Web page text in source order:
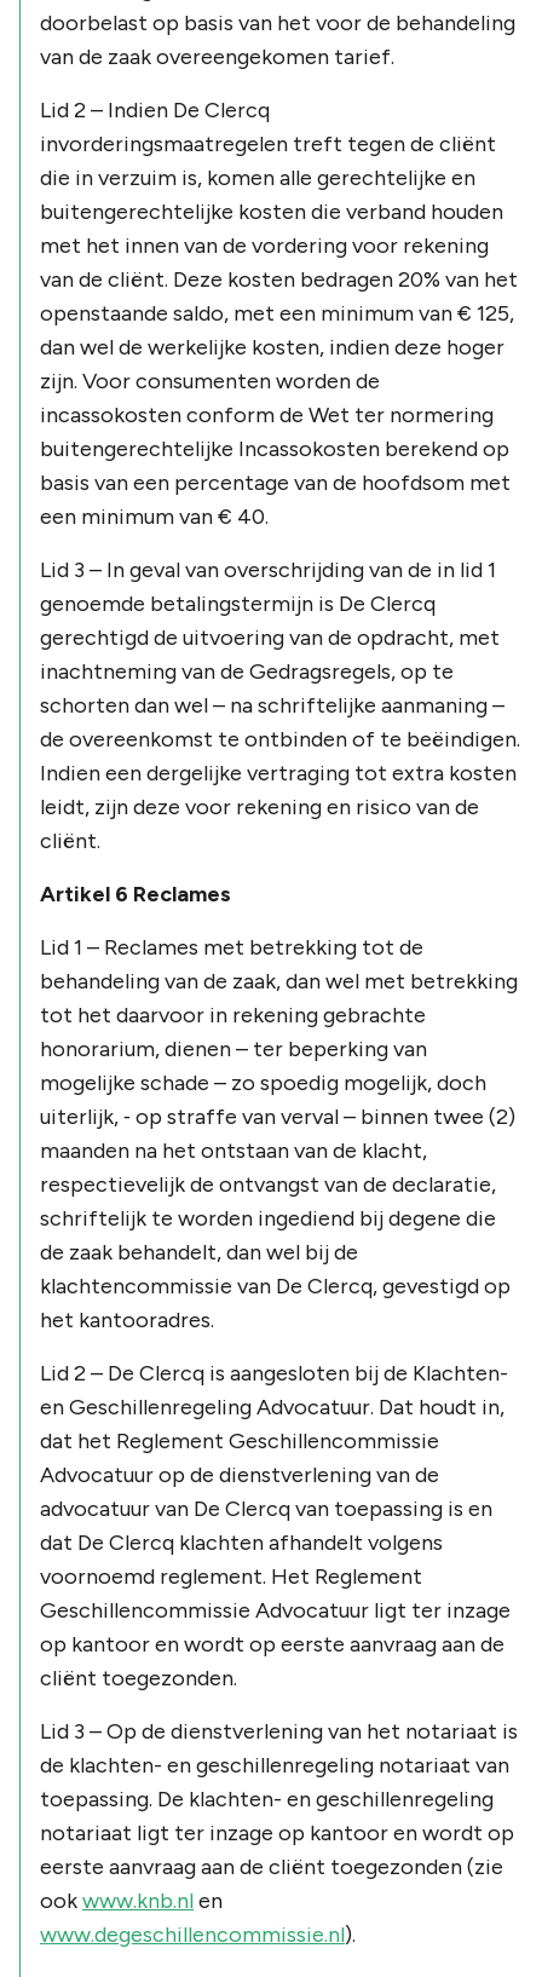
doorbelast op basis van het voor de behandeling
van de zaak overeengekomen tarief.
Lid 2 – Indien De Clercq
invorderingsmaatregelen treft tegen de cliënt
die in verzuim is, komen alle gerechtelijke en
buitengerechtelijke kosten die verband houden
met het innen van de vordering voor rekening
van de cliënt. Deze kosten bedragen 20% van het
openstaande saldo, met een minimum van € 125,
dan wel de werkelijke kosten, indien deze hoger
zijn. Voor consumenten worden de
incassokosten conform de Wet ter normering
buitengerechtelijke Incassokosten berekend op
basis van een percentage van de hoofdsom met
een minimum van € 40.
Lid 3 – In geval van overschrijding van de in lid 1
genoemde betalingstermijn is De Clercq
gerechtigd de uitvoering van de opdracht, met
inachtneming van de Gedragsregels, op te
schorten dan wel – na schriftelijke aanmaning –
de overeenkomst te ontbinden of te beëindigen.
Indien een dergelijke vertraging tot extra kosten
leidt, zijn deze voor rekening en risico van de
cliënt.
Artikel 6 Reclames
Lid 1 – Reclames met betrekking tot de
behandeling van de zaak, dan wel met betrekking
tot het daarvoor in rekening gebrachte
honorarium, dienen – ter beperking van
mogelijke schade – zo spoedig mogelijk, doch
uiterlijk, ‑ op straffe van verval – binnen twee (2)
maanden na het ontstaan van de klacht,
respectievelijk de ontvangst van de declaratie,
schriftelijk te worden ingediend bij degene die
de zaak behandelt, dan wel bij de
klachtencommissie van De Clercq, gevestigd op
het kantooradres.
Lid 2 – De Clercq is aangesloten bij de Klachten-
en Geschillenregeling Advocatuur. Dat houdt in,
dat het Reglement Geschillencommissie
Advocatuur op de dienstverlening van de
advocatuur van De Clercq van toepassing is en
dat De Clercq klachten afhandelt volgens
voornoemd reglement. Het Reglement
Geschillencommissie Advocatuur ligt ter inzage
op kantoor en wordt op eerste aanvraag aan de
cliënt toegezonden.
Lid 3 – Op de dienstverlening van het notariaat is
de klachten- en geschillenregeling notariaat van
toepassing. De klachten- en geschillenregeling
notariaat ligt ter inzage op kantoor en wordt op
eerste aanvraag aan de cliënt toegezonden (zie
ookwww.knb.nlen
www.degeschillencommissie.nl).